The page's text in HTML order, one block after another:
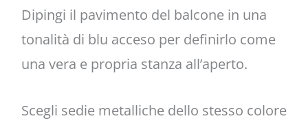
Dipingi il pavimento del balcone in una
tonalità di blu acceso per definirlo come
una vera e propria stanza all’aperto.
Scegli sedie metalliche dello stesso colore